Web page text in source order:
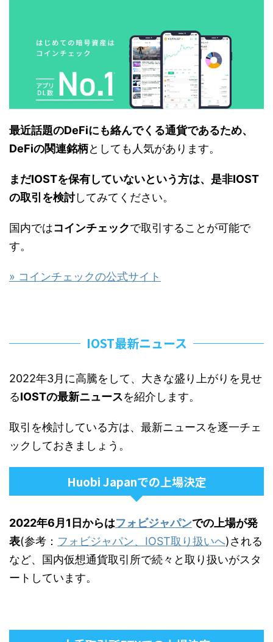
最近話題のDeFiにも絡んでくる通貨であるため、
DeFiの関連銘柄としても人気があります。
まだIOSTを保有していないという方は、是非IOST
の取引を検討してみてください。
国内ではコインチェックで取引することが可能で
す。
» コインチェックの公式サイト
IOST最新ニュース
2022年3月に高騰をして、大きな盛り上がりを見せ
るIOSTの最新ニュースを紹介します。
取引を検討している方は、最新ニュースを逐一チェ
ックしておきましょう。
Huobi Japanでの上場決定
2022年6月1日からはフォビジャパンでの上場が発
表(参考： フォビジャパン、IOST取り扱いへ)される
など、国内仮想通貨取引所で続々と取り扱いがスタ
ートしています。